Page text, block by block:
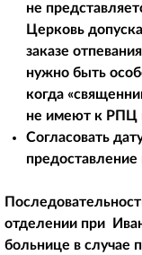
не
Церковь
заказе
нужно быть
когда
не имеют к РПЦ
Согласовать
отделении при
больнице в случае